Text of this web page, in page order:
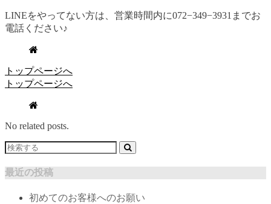
LINEをやってない方は、営業時間内に072−349−3931までお
電話ください♪
トップページへ
トップページへ
No related posts.
最近の投稿
初めてのお客様へのお願い